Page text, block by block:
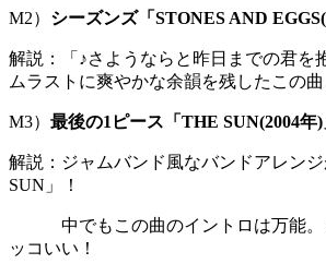
M2） シーズンズ「STONES AND
解説：「♪さようならと昨日までの君を
ムラストに爽やかな余韻を残したこの曲
M3） 最後の1ピース「THE SUN(2004年)
解説：ジャムバンド風なバンドアレン
SUN」！
中でもこの曲のイントロは万能。
ッコいい！